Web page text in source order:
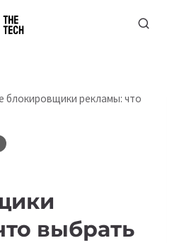
блокировщики рекламы: что
выбрать